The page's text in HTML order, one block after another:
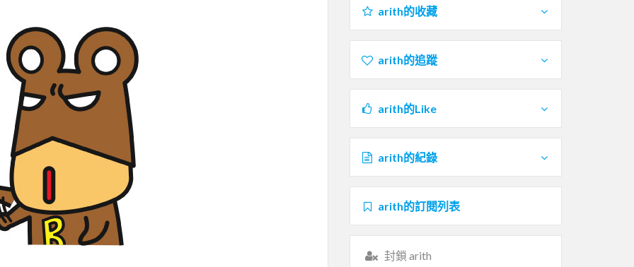
arith的收藏
arith的追蹤
arith的Like
arith的紀錄
arith的訂閱列表
封鎖 arith